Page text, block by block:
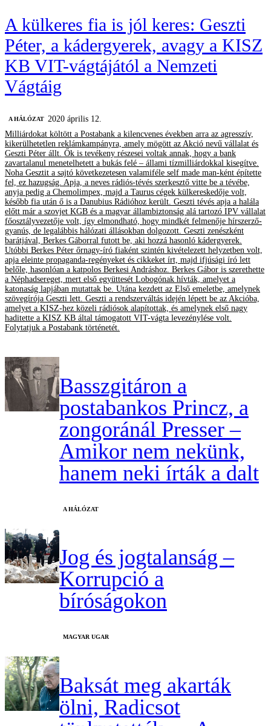
A külkeres fia is jól keres: Geszti
Péter, a kádergyerek, avagy a KISZ
KB VIT-vágtájától a Nemzeti
Vágtáig
A HÁLÓZAT
2020 április 12.
Milliárdokat költött a Postabank a kilencvenes években arra az agresszív,
kikerülhetetlen reklámkampányra, amely mögött az Akció nevű vállalat és
Geszti Péter állt. Ők is tevékeny részesei voltak annak, hogy a bank
zavartalanul menetelhetett a bukás felé – állami tízmilliárdokkal kisegítve.
Noha Gesztit a sajtó következetesen valamiféle self made man-ként építette
fel, ez hazugság. Apja, a neves rádiós-tévés szerkesztő vitte be a tévébe,
anyja pedig a Chemolimpex, majd a Taurus cégek külkereskedője volt,
később fia után ő is a Danubius Rádióhoz került. Geszti tévés apja a halála
előtt már a szovjet KGB és a magyar állambiztonság alá tartozó IPV vállalat
főosztályvezetője volt, így elmondható, hogy mindkét felmenője hírszerző-
gyanús, de legalábbis hálózati állásokban dolgozott. Geszti zenészként
barátjával, Berkes Gáborral futott be, aki hozzá hasonló kádergyerek.
Utóbbi Berkes Péter őrnagy-író fiaként szintén kivételezett helyzetben volt,
apja eleinte propaganda-regényeket és cikkeket írt, majd ifjúsági író lett
belőle, hasonlóan a katpolos Berkesi Andráshoz. Berkes Gábor is szerethette
a Néphadsereget, mert első együttesét Lobogónak hívták, amelyet a
katonaság lapjában mutattak be. Utána kezdett az Első emeletbe, amelynek
szövegírója Geszti lett. Geszti a rendszerváltás idején lépett be az Akcióba,
amelyet a KISZ-hez közeli rádiósok alapítottak, és amelynek első nagy
haditette a KISZ KB által támogatott VIT-vágta levezénylése volt.
Folytatjuk a Postabank történetét.
Basszgitáron a
postabankos Princz, a
zongoránál Presser –
Amikor nem nekünk,
hanem neki írták a dalt
A HÁLÓZAT
Jog és jogtalanság –
Korrupció a
bíróságokon
MAGYAR UGAR
Baksát meg akarták
ölni, Radicsot